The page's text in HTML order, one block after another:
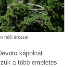
felől érkezel
kápolnát
a több emeletes